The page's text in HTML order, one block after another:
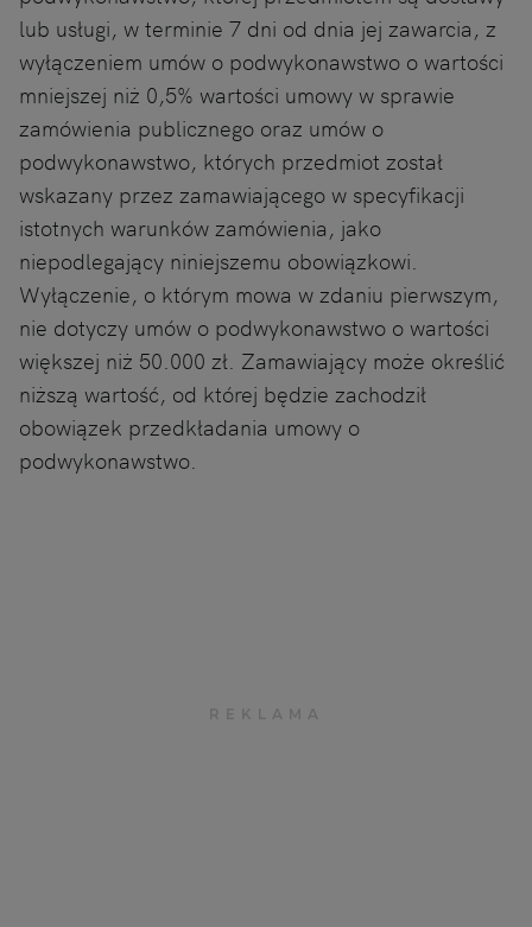
lub usługi, w terminie 7 dni od dnia jej zawarcia, z
wyłączeniem umów o podwykonawstwo o wartości
mniejszej niż 0,5% wartości umowy w sprawie
zamówienia publicznego oraz umów o
podwykonawstwo, których przedmiot został
wskazany przez zamawiającego w specyfikacji
istotnych warunków zamówienia, jako
niepodlegający niniejszemu obowiązkowi.
Wyłączenie, o którym mowa w zdaniu pierwszym,
nie dotyczy umów o podwykonawstwo o wartości
większej niż 50.000 zł. Zamawiający może określić
niższą wartość, od której będzie zachodził
obowiązek przedkładania umowy o
podwykonawstwo.